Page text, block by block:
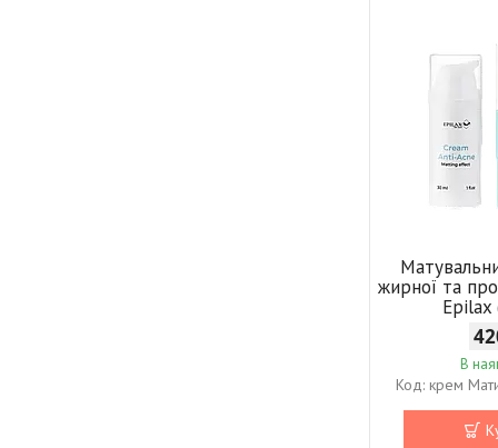
жирної та
Epilax
В
крем